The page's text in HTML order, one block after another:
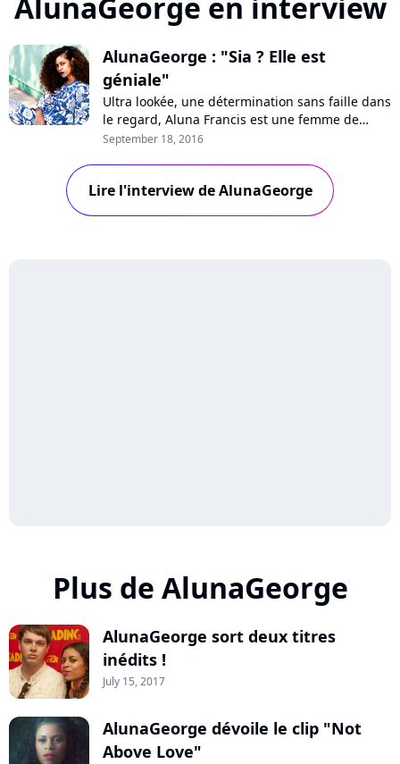
AlunaGeorge : "Sia ? Elle est
géniale"
Ultra lookée, une détermination sans faille dans
le regard, Aluna Francis est une femme de
pouvoir. Rencontrée à Paris, le visage et la
genèse de son nouvel album "I Remember",
l'importance de respecter son intégrité
artistique, son admiration pour Frank Ocean et
September 18, 2016
Lire l'interview de AlunaGeorge
Plus de AlunaGeorge
AlunaGeorge sort deux titres
inédits !
July 15, 2017
AlunaGeorge dévoile le clip "Not
Above Love"